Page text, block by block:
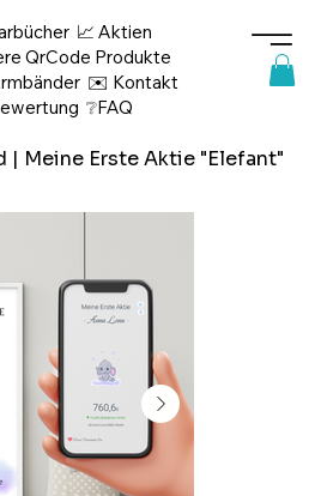
📈 Aktien
QrCode Produkte
✉️ Kontakt
❔FAQ
| Meine Erste Aktie "Elefant"